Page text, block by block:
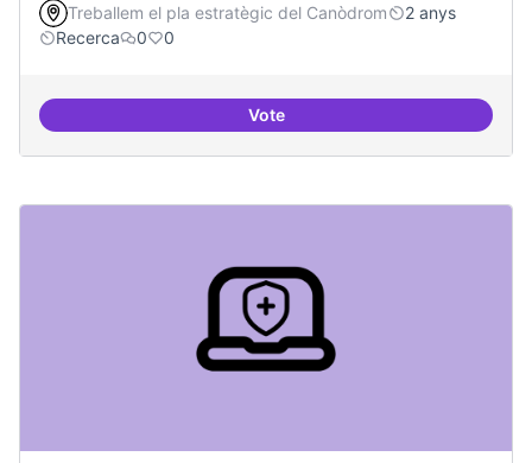
Treballem el pla estratègic del Canòdrom
2 anys
Recerca
0 0
VoteDigitalització de l'administració